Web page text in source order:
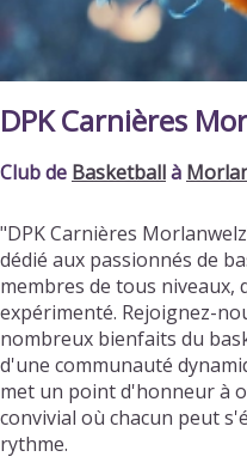
DPK Carnières
Club de Basketballà
"DPK Carnières
dédié aux passionnés de
membres de tous niveaux,
expérimenté. Rejoignez-
nombreux bienfaits du
d'une communauté
met un point d'honneur à
convivial où chacun peut
rythme.